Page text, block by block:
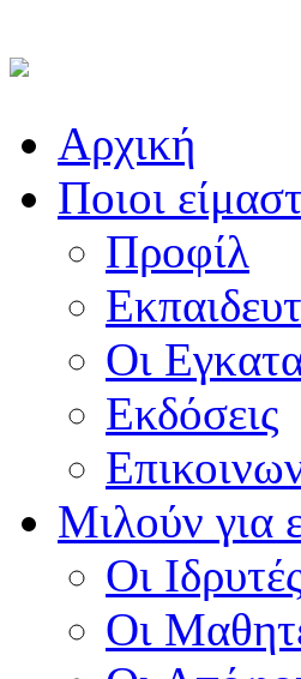
Αρχική
Ποιοι
Προφίλ
Οι
Εκδόσεις
Μιλούν για
Οι
Οι